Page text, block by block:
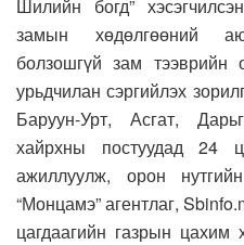
Шилийн богд”
замын хөдөлгөөний
болзошгүй зам тээврийн
урьдчилан сэргийлэх
Баруун-Урт, Асгат,
хайрхны постуудад 24
ажиллуулж, орон
“Монцамэ” агентлаг,
цагдаагийн газрын цахим